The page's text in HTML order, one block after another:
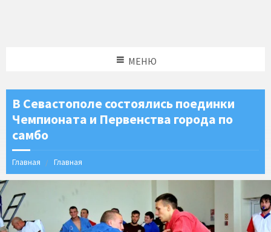
МЕНЮ
В Севастополе состоялись поединки
Чемпионата и Первенства города по
самбо
Главная Главная